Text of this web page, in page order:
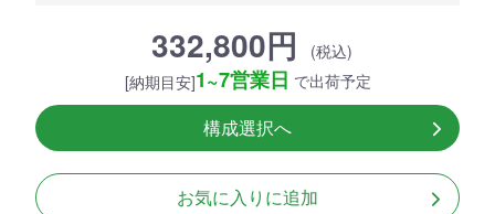
332,800円
(税込)
[納期目安]1~7営業日 で出荷予定
構成選択へ
お気に入りに追加